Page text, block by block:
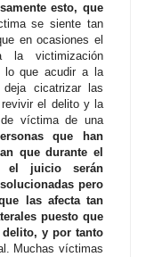
esto, que
se siente tan
en ocasiones el
la victimización
lo que acudir a la
cicatrizar las
el delito y la
víctima de una
que han
que durante el
el juicio serán
pero
las afecta tan
puesto que
y por tanto
Muchas víctimas